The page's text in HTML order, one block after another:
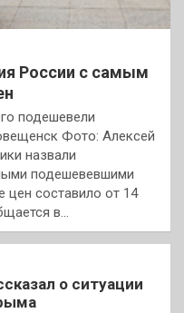
России с самым
подешевели
Фото: Алексей
назвали
подешевевшими
цен составило от 14
в…
о ситуации